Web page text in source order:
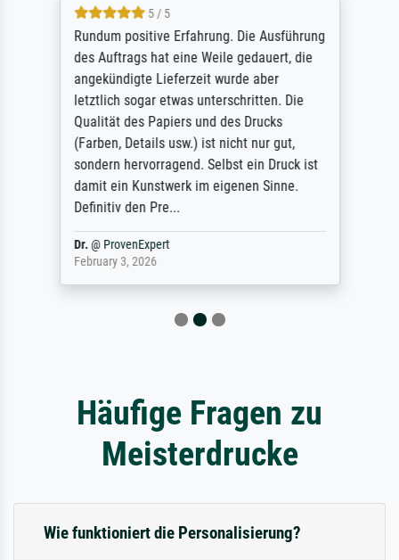
5 / 5
Rundum positive Erfahrung. Die Ausführung
des Auftrags hat eine Weile gedauert, die
angekündigte Lieferzeit wurde aber
letztlich sogar etwas unterschritten. Die
Qualität des Papiers und des Drucks
(Farben, Details usw.) ist nicht nur gut,
sondern hervorragend. Selbst ein Druck ist
damit ein Kunstwerk im eigenen Sinne.
Definitiv den Pre...
Dr.@ ProvenExpert
February 3, 2026
Häufige Fragen zu
Meisterdrucke
Wie funktioniert die Personalisierung?